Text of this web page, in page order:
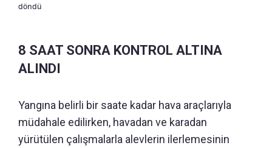
döndü
8 SAAT SONRA KONTROL ALTINA
ALINDI
Yangına belirli bir saate kadar hava araçlarıyla
müdahale edilirken, havadan ve karadan
yürütülen çalışmalarla alevlerin ilerlemesinin